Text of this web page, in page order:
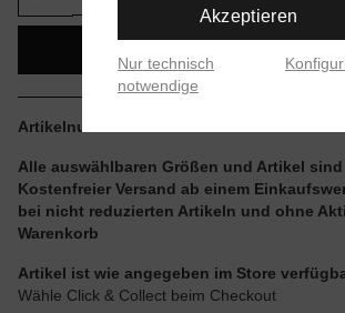
Artikelnummer:
Alle auswählbaren Größen und Artikel
Kostenfreier Versand ab einem
bei nicht reduzierten Artikeln und ohne
Warenkorb
Artikel ist wie angegeben im Store
Wähle Click & Collect beim Checkout
Akzeptieren
Nur technisch
notwendige